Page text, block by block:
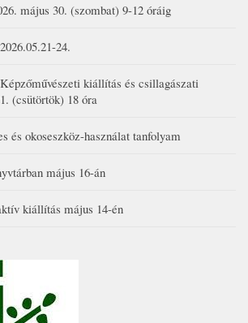
május 30. (szombat) 9-12 óráig
24.
kiállítás és csillagászati
(csütörtök) 18 óra
és okoseszköz-használat tanfolyam
május 16-án
kiállítás május 14-én